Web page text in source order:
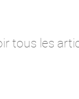
tous les